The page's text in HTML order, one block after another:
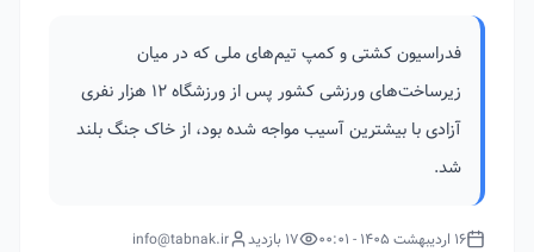
فدراسیون کشتی و کمپ تیم‌های ملی که در میان
زیرساخت‌های ورزشی کشور پس از ورزشگاه ۱۲ هزار نفری
آزادی با بیشترین آسیب مواجه شده بود، از خاک جنگ بلند
شد.
16 اردیبهشت 1405 - 00:01 17 بازدید info@tabnak.ir